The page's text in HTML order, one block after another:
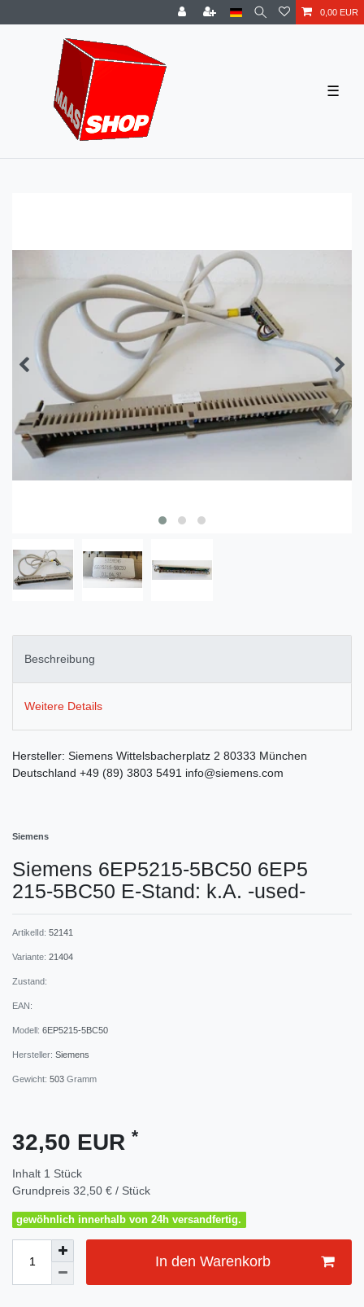
0,00 EUR
☰
Beschreibung
Weitere Details
Hersteller: Siemens Wittelsbacherplatz 2 80333 München
Deutschland +49 (89) 3803 5491 info@siemens.com
Siemens
Siemens 6EP5215-5BC50 6EP5
215-5BC50 E-Stand: k.A. -used-
ArtikelId: 52141
Variante: 21404
Zustand:
EAN:
Modell: 6EP5215-5BC50
Hersteller: Siemens
Gewicht: 503 Gramm
32,50 EUR *
Inhalt 1 Stück
Grundpreis 32,50 € / Stück
gewöhnlich innerhalb von 24h versandfertig.
In den Warenkorb